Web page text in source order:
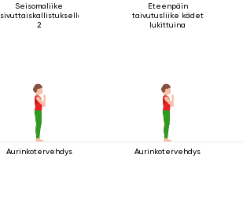
Seisomaliike
sivuttaiskallistuksella
2
Eteenpäin
taivutusliike kädet
lukittuina
Aurinkotervehdys Aurinkotervehdys